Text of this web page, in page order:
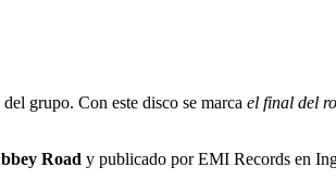
grupo. Con este disco se marca el final del
Road y publicado por EMI Records en